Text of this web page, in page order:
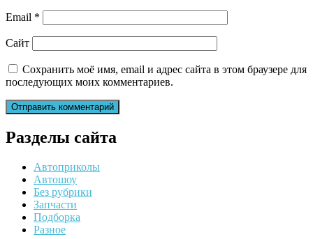
Email *
Сайт
Сохранить моё имя, email и адрес сайта в этом браузере для
последующих моих комментариев.
Разделы сайта
Автоприколы
Автошоу
Без рубрики
Запчасти
Подборка
Разное